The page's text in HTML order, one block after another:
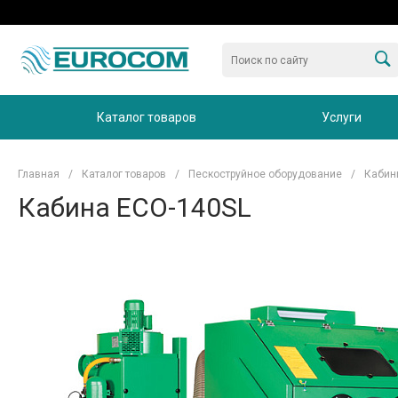
Каталог товаров Услуги
Главная / Каталог товаров / Пескоструйное оборудование /
Кабина ECO-140SL